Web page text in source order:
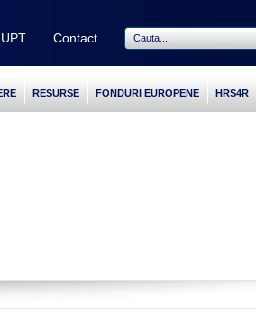
Contact
RESURSE FONDURI EUROPENE HRS4R